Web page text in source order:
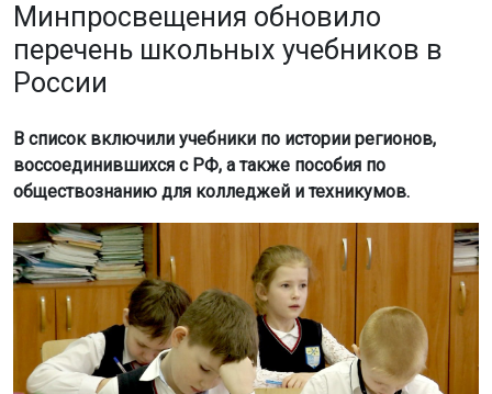
Минпросвещения обновило
перечень школьных учебников в
России
В список включили учебники по истории регионов,
воссоединившихся с РФ, а также пособия по
обществознанию для колледжей и техникумов.